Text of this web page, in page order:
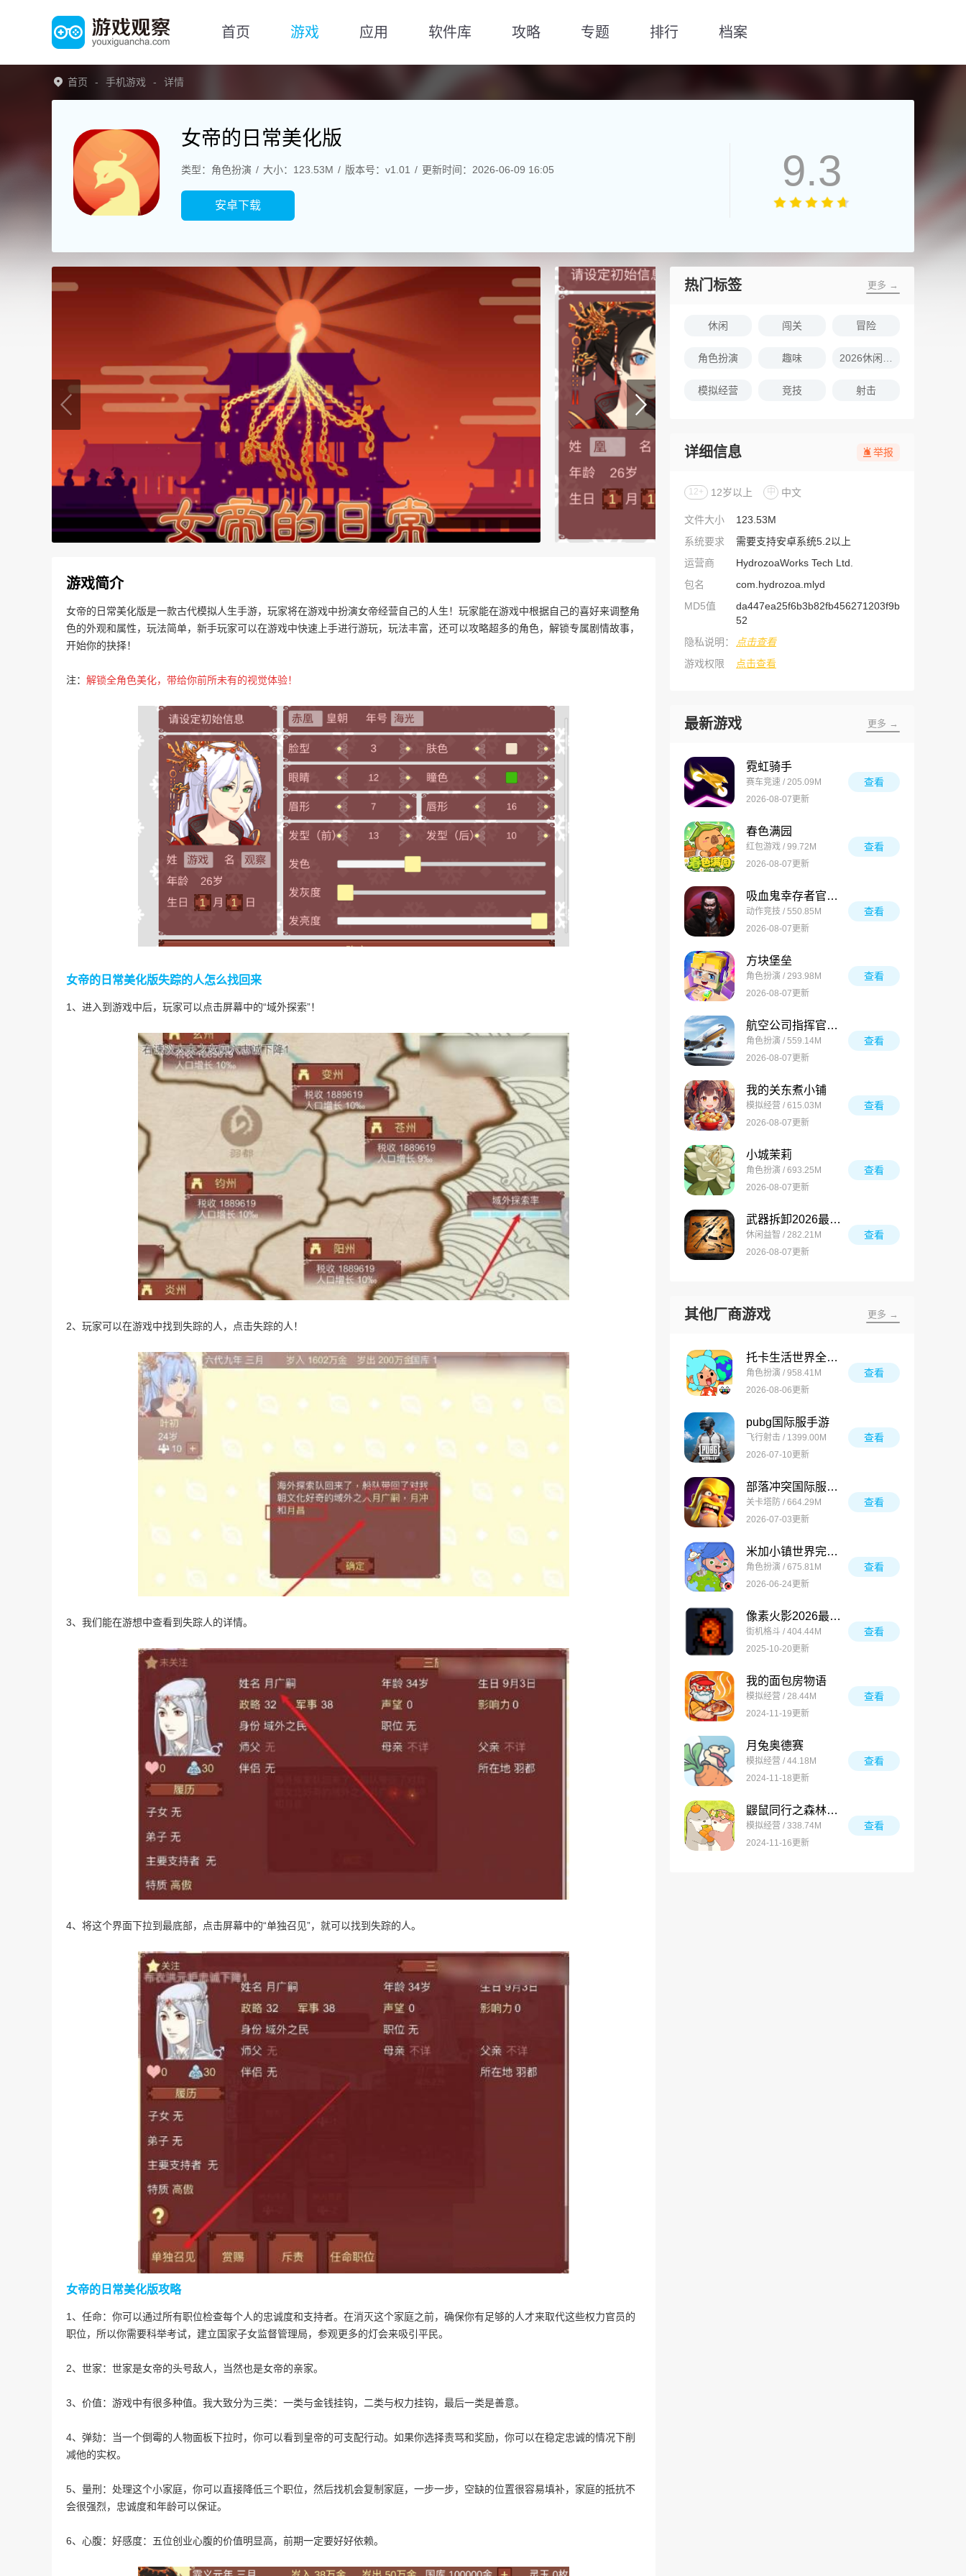
首页 游戏 应用 软件库 攻略 专题 排行 档案
首页 手机游戏 详情
女帝的日常美化版
类型：角色扮演 大小：123.53M 版本号：v1.01 更新时间：2026-06-09 16:05
安卓下载
9.3
游戏简介
女帝的日常美化版是一款古代模拟人生手游，玩家将在游戏中扮演女帝经营自己的人生！玩家能在游戏中根据自己的喜好来调整角
色的外观和属性，玩法简单，新手玩家可以在游戏中快速上手进行游玩，玩法丰富，还可以攻略超多的角色，解锁专属剧情故事，
开始你的抉择！
注： 解锁全角色美化，带给你前所未有的视觉体验！
女帝的日常美化版失踪的人怎么找回来
1、进入到游戏中后，玩家可以点击屏幕中的“域外探索”！
2、玩家可以在游戏中找到失踪的人，点击失踪的人！
3、我们能在游想中查看到失踪人的详情。
4、将这个界面下拉到最底部，点击屏幕中的“单独召见”，就可以找到失踪的人。
女帝的日常美化版攻略
1、任命：你可以通过所有职位检查每个人的忠诚度和支持者。在消灭这个家庭之前，确保你有足够的人才来取代这些权力官员的
职位，所以你需要科举考试，建立国家子女监督管理局，参观更多的灯会来吸引平民。
2、世家：世家是女帝的头号敌人，当然也是女帝的亲家。
3、价值：游戏中有很多种值。我大致分为三类：一类与金钱挂钩，二类与权力挂钩，最后一类是善意。
4、弹劾：当一个倒霉的人物面板下拉时，你可以看到皇帝的可支配行动。如果你选择责骂和奖励，你可以在稳定忠诚的情况下削
减他的实权。
5、量刑：处理这个小家庭，你可以直接降低三个职位，然后找机会复制家庭，一步一步，空缺的位置很容易填补，家庭的抵抗不
会很强烈，忠诚度和年龄可以保证。
6、心腹：好感度：五位创业心腹的价值明显高，前期一定要好好依赖。
热门标签 更多 →
休闲 闯关 冒险
角色扮演 趣味
模拟经营 竞技 射击
详细信息 举报
12+ 12岁以上 中 中文
文件大小
123.53M
系统要求
需要支持安卓系统5.2以上
运营商
HydrozoaWorks Tech Ltd.
包名
com.hydrozoa.mlyd
MD5值
da447ea25f6b3b82fb456271203f9b
52
隐私说明：
点击查看
游戏权限
点击查看
最新游戏 更多 →
霓虹骑手
赛车竞速 / 205.09M
2026-08-07更新
查看
春色满园
红包游戏 / 99.72M
2026-08-07更新
查看
吸血鬼幸存者官方正版
动作竞技 / 550.85M
2026-08-07更新
查看
方块堡垒
角色扮演 / 293.98M
2026-08-07更新
查看
航空公司指挥官安卓版
角色扮演 / 559.14M
2026-08-07更新
查看
我的关东煮小铺
模拟经营 / 615.03M
2026-08-07更新
查看
小城茉莉
角色扮演 / 693.25M
2026-08-07更新
查看
武器拆卸2026最新版
休闲益智 / 282.21M
2026-08-07更新
查看
其他厂商游戏 更多 →
托卡生活世界全解锁版
角色扮演 / 958.41M
2026-08-06更新
查看
pubg国际服手游
飞行射击 / 1399.00M
2026-07-10更新
查看
部落冲突国际服最新版
关卡塔防 / 664.29M
2026-07-03更新
查看
米加小镇世界完整版
角色扮演 / 675.81M
2026-06-24更新
查看
像素火影2026最新版
街机格斗 / 404.44M
2025-10-20更新
查看
我的面包房物语
模拟经营 / 28.44M
2024-11-19更新
查看
月兔奥德赛
模拟经营 / 44.18M
2024-11-18更新
查看
鼹鼠同行之森林之家万圣节版
模拟经营 / 338.74M
2024-11-16更新
查看